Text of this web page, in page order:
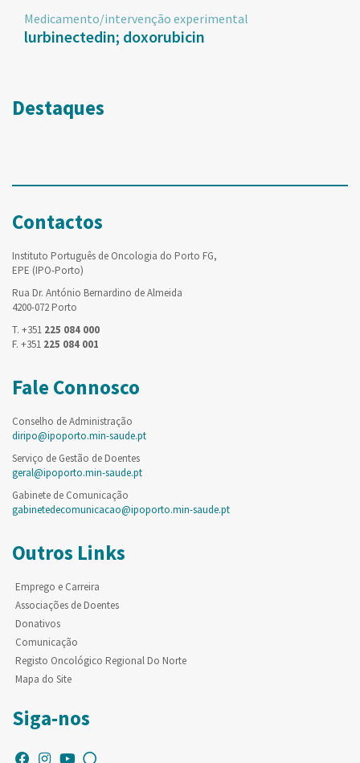
Medicamento/intervenção experimental
lurbinectedin; doxorubicin
Destaques
Contactos
Instituto Português de Oncologia do Porto FG,
EPE (IPO-Porto)
Rua Dr. António Bernardino de Almeida
4200-072 Porto
T. +351 225 084 000
F. +351 225 084 001
Fale Connosco
Conselho de Administração
diripo@ipoporto.min-saude.pt
Serviço de Gestão de Doentes
geral@ipoporto.min-saude.pt
Gabinete de Comunicação
gabinetedecomunicacao@ipoporto.min-saude.pt
Outros Links
Emprego e Carreira
Associações de Doentes
Donativos
Comunicação
Registo Oncológico Regional Do Norte
Mapa do Site
Siga-nos